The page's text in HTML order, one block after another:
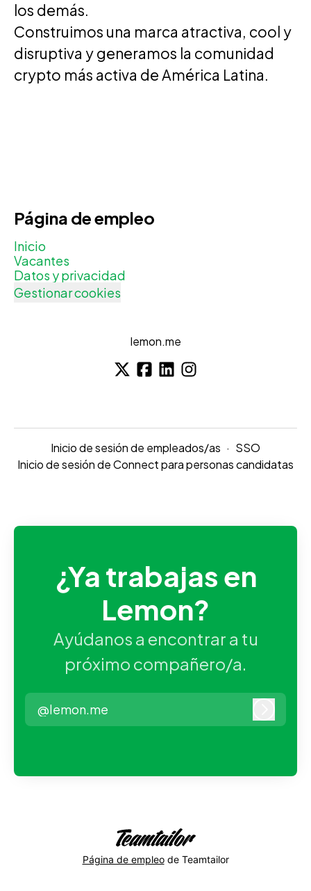
los demás.
Construimos una marca atractiva, cool y
disruptiva y generamos la comunidad
crypto más activa de América Latina.
Página de empleo
Inicio
Vacantes
Datos y privacidad
Gestionar cookies
lemon.me
Inicio de sesión de empleados/as · SSO
Inicio de sesión de Connect para personas candidatas
¿Ya trabajas en
Lemon?
Ayúdanos a encontrar a tu
próximo compañero/a.
@lemon.me
Página de empleode Teamtailor